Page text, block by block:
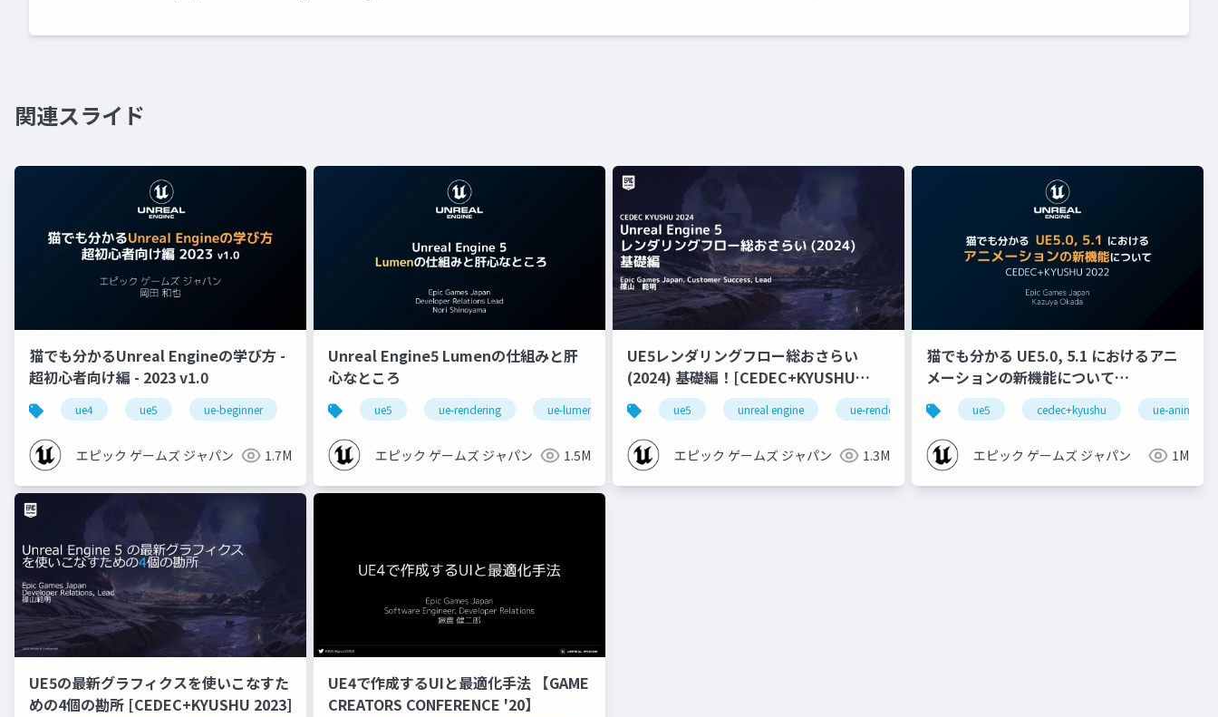
関連スライド
猫でも分かるUnreal Engineの学び方 -
超初心者向け編 - 2023 v1.0
ue4 ue5 ue-beginner
エピック ゲームズ ジャパン 1.7M
Unreal Engine5 Lumenの仕組みと肝
心なところ
ue5 ue-rendering ue-lumen
エピック ゲームズ ジャパン 1.5M
UE5レンダリングフロー総おさらい
(2024) 基礎編！[CEDEC+KYUSHU
2024] ue5 unreal engine ue-rendering
エピック ゲームズ ジャパン 1.3M
猫でも分かる UE5.0, 5.1 におけるアニ
メーションの新機能について
【CEDEC+KYUSHU 2022】
ue5 cedec+kyushu ue-
エピック ゲームズ ジャパン 1M
UE5の最新グラフィクスを使いこなすた
めの4個の勘所 [CEDEC+KYUSHU 2023]
UE4で作成するUIと最適化手法 【GAME
CREATORS CONFERENCE '20】